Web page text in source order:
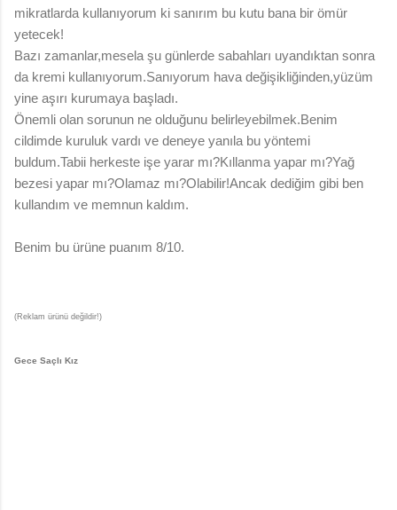
mikratlarda kullanıyorum ki sanırım bu kutu bana bir ömür
yetecek!
Bazı zamanlar,mesela şu günlerde sabahları uyandıktan sonra
da kremi kullanıyorum.Sanıyorum hava değişikliğinden,yüzüm
yine aşırı kurumaya başladı.
Önemli olan sorunun ne olduğunu belirleyebilmek.Benim
cildimde kuruluk vardı ve deneye yanıla bu yöntemi
buldum.Tabii herkeste işe yarar mı?Kıllanma yapar mı?Yağ
bezesi yapar mı?Olamaz mı?Olabilir!Ancak dediğim gibi ben
kullandım ve memnun kaldım.
Benim bu ürüne puanım 8/10.
(Reklam ürünü değildir!)
Gece Saçlı Kız